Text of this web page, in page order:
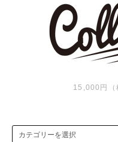
15,000円（